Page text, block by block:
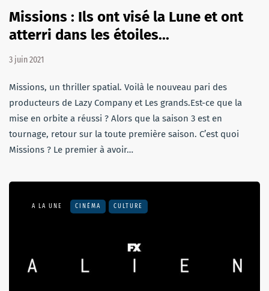
Missions : Ils ont visé la Lune et ont
atterri dans les étoiles...
3 juin 2021
Missions, un thriller spatial. Voilà le nouveau pari des
producteurs de Lazy Company et Les grands.Est-ce que la
mise en orbite a réussi ? Alors que la saison 3 est en
tournage, retour sur la toute première saison. C’est quoi
Missions ? Le premier à avoir…
A LA UNE CINÉMA CULTURE